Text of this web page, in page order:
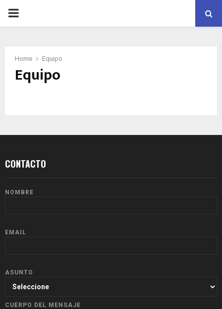
PRIMARY
Home Equipo
Equipo
CONTACTO
NOMBRE
EMAIL
ASUNTO
CUERPO DEL MENSAJE